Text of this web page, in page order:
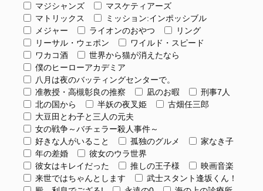
マジシャンズ
マスケティアーズ
マトリックス
ミッション:インポッシブル
メジャー
ライオンのおやつ
リング
リーサル・ウェポン
ワイルド・スピード
ワカコ酒
世界から猫が消えたなら
僕のヒーローアカデミア
八月は夜のバッティングセンターで。
准教授・高槻彰良の推察
凪のお暇
刑事7人
北の国から
半妖の夜叉姫
古畑任三郎
大豆田とわ子と三人の元夫
女の戦争～バチェラー殺人事件～
好きな人がいること
孤独のグルメ
家なき子
年の差婚
彼女のウラ世界
彼女はキレイだった
推しの王子様
映画音楽
来世ではちゃんとします
武士スタント逢坂くん！